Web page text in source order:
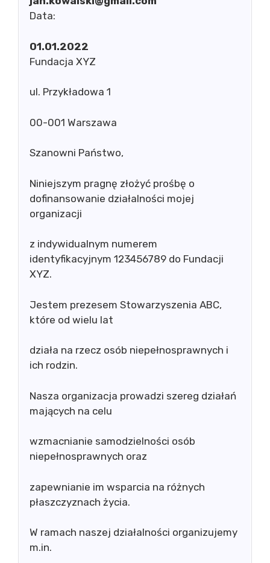
Data:
01.01.2022
Fundacja XYZ
ul. Przykładowa 1
00-001 Warszawa
Szanowni Państwo,
Niniejszym pragnę złożyć prośbę o
dofinansowanie działalności mojej
organizacji
z indywidualnym numerem
identyfikacyjnym 123456789 do Fundacji
XYZ.
Jestem prezesem Stowarzyszenia ABC,
które od wielu lat
działa na rzecz osób niepełnosprawnych i
ich rodzin.
Nasza organizacja prowadzi szereg działań
mających na celu
wzmacnianie samodzielności osób
niepełnosprawnych oraz
zapewnianie im wsparcia na różnych
płaszczyznach życia.
W ramach naszej działalności organizujemy
m.in.